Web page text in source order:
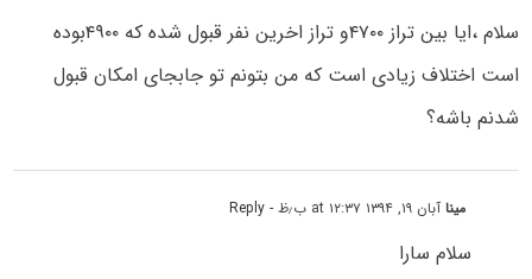
سلام ،ایا بین تراز ۴۷۰۰و تراز اخرین نفر قبول شده که ۴۹۰۰بوده
است اختلاف زیادی است که من بتونم تو جابجای امکان قبول
شدنم باشه؟
میناآبان ۱۹, ۱۳۹۴ at ۱۲:۳۷ ب٫ظ - Reply
سلام سارا